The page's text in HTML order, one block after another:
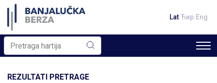
Lat Ћир Eng
REZULTATI PRETRAGE